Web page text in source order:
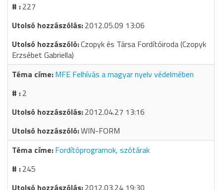
227
2012.05.09 13:06
Czopyk és Társa Fordítóiroda (Czopyk
Erzsébet Gabriella)
MFE Felhívás a magyar nyelv védelmében
2
2012.04.27 13:16
WIN-FORM
Fordítóprogramok, szótárak
245
2012.03.24 19:30